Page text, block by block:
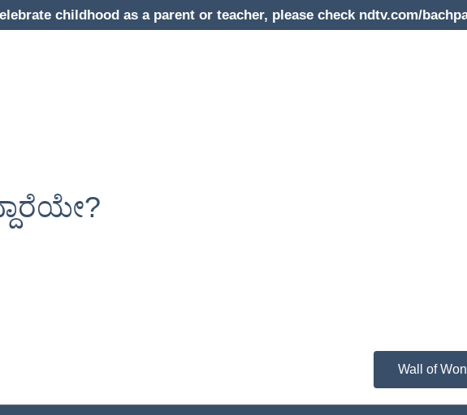
childhood as a parent or teacher, please check ndtv.com/
Wall of